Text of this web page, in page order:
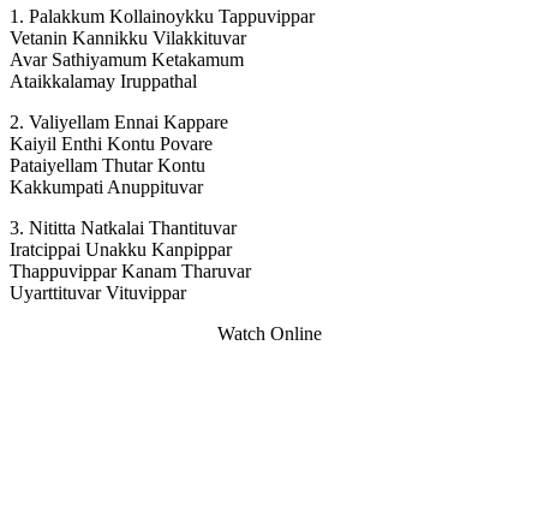
1. Palakkum Kollainoykku Tappuvippar
Vetanin Kannikku Vilakkituvar
Avar Sathiyamum Ketakamum
Ataikkalamay Iruppathal
2. Valiyellam Ennai Kappare
Kaiyil Enthi Kontu Povare
Pataiyellam Thutar Kontu
Kakkumpati Anuppituvar
3. Nititta Natkalai Thantituvar
Iratcippai Unakku Kanpippar
Thappuvippar Kanam Tharuvar
Uyarttituvar Vituvippar
Watch Online